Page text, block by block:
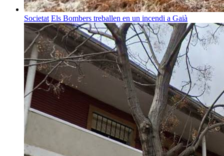
Societat Els Bombers treballen en un incendi a Gaià